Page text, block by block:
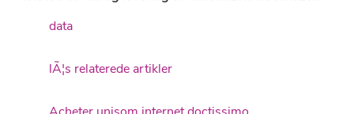
data
lÃ¦s relaterede artikler